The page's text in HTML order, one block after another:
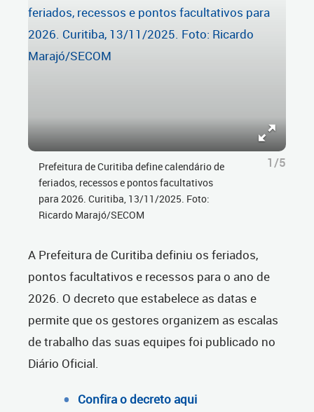
Prefeitura de Curitiba define calendário de
feriados, recessos e pontos facultativos
para 2026. Curitiba, 13/11/2025. Foto:
Ricardo Marajó/SECOM
1/5
A Prefeitura de Curitibadefiniu os feriados,
pontos facultativos e recessos para o ano de
2026. O decreto que estabelece as datas e
permite que os gestores organizem as escalas
de trabalho das suas equipes foi publicado no
Diário Oficial.
Confira o decreto aqui